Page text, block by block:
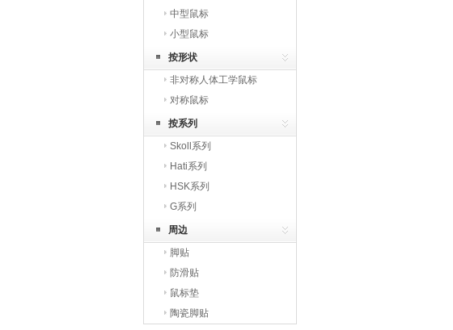
中型鼠标
小型鼠标
按形状
非对称人体工学鼠标
对称鼠标
按系列
Skoll系列
Hati系列
HSK系列
G系列
周边
脚贴
防滑贴
鼠标垫
陶瓷脚贴